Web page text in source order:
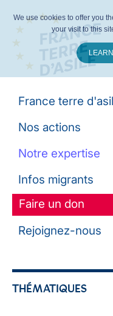
France terre
Nos actions
Notre expertise
Infos migrants
Faire un don
Rejoignez-nous
THÉMATIQUES
We use cookies to offer you
your visit to this